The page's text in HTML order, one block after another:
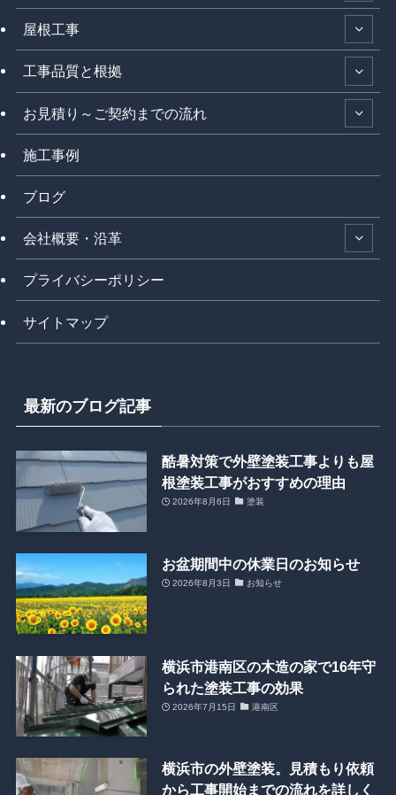
屋根工事
工事品質と根拠
お見積り～ご契約までの流れ
施工事例
ブログ
会社概要・沿革
プライバシーポリシー
サイトマップ
最新のブログ記事
酷暑対策で外壁塗装工事よりも屋
根塗装工事がおすすめの理由
2026年8月6日 塗装
お盆期間中の休業日のお知らせ
2026年8月3日 お知らせ
横浜市港南区の木造の家で16年守
られた塗装工事の効果
2026年7月15日 港南区
横浜市の外壁塗装。見積もり依頼
から工事開始までの流れを詳しく